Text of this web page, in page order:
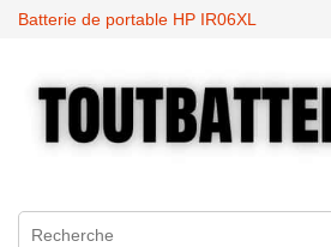
Batterie de portable HP IR06XL